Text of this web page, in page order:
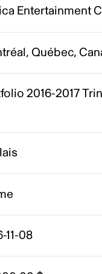
Entertainment
Québec,
2016-2017
11-08